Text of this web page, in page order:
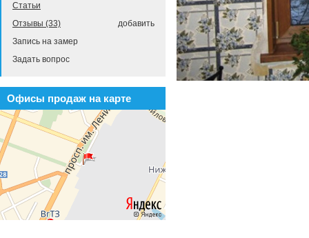
Статьи
добавить
Отзывы (33)
Запись на замер
Задать вопрос
Офисы продаж на карте